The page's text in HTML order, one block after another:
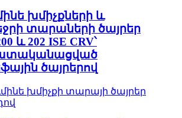
խմիչքների և
տարաների ծայրեր
և 202 ISE CRV՝
ծայրերով